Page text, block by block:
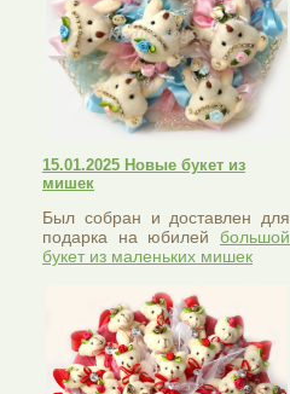
15.01.2025 Новые букет из
мишек
Был собран и доставлен для
подарка на юбилей большой
букет из маленьких мишек